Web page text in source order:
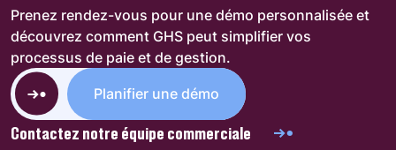
Prenez rendez-vous pour une démo personnalisée et
découvrez comment GHS peut simplifier vos
processus de paie et de gestion.
Planifier une démo
Contactez notre équipe commerciale